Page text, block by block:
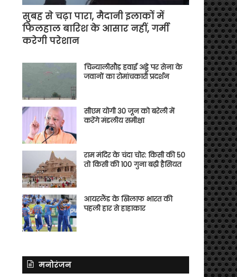
सुबह से चढ़ा पारा, मैदानी इलाकों में
फिलहाल बारिश के आसार नहीं, गर्मी
करेगी परेशान
चिन्यालीसौड़ हवाई अड्डे पर सेना के
जवानों का रोमांचकारी प्रदर्शन
सीएम योगी 30 जून को बरेली में
करेंगे मंडलीय समीक्षा
राम मंदिर के चंदा चोर: किसी की 50
तो किसी की 100 गुना बढ़ी हैसियत
आयरलैंड के खिलाफ भारत की
पहली हार से हाहाकार
मनोरंजन